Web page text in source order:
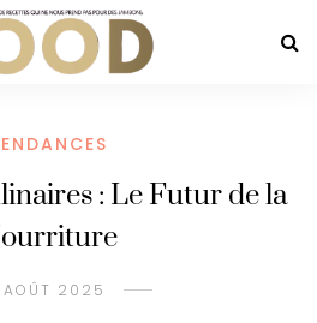
: Le Futur de la
AOÛT 2025